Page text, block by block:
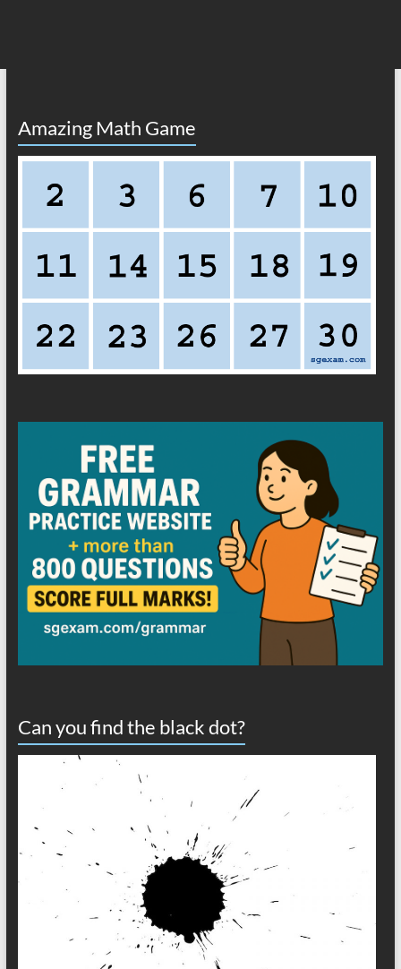
Amazing Math Game
Can you find the black dot?